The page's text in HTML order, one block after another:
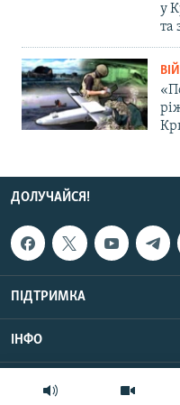
у
та
ДОЛУЧАЙСЯ!
ПІДТРИМКА
ІНФО
©